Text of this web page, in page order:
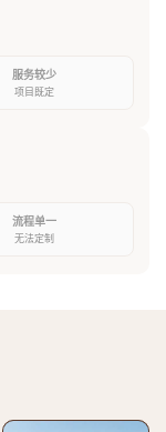
服务较少
项目既定
流程单一
无法定制